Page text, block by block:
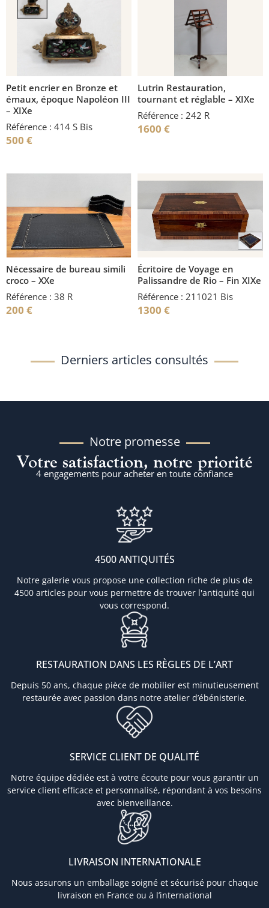
Petit encrier en Bronze et
émaux, époque Napoléon III
– XIXe
Référence : 414 S Bis
500 €
Lutrin Restauration,
tournant et réglable – XIXe
Référence : 242 R
1600 €
Nécessaire de bureau simili
croco – XXe
Référence : 38 R
200 €
Écritoire de Voyage en
Palissandre de Rio – Fin XIXe
Référence : 211021 Bis
1300 €
Derniers articles consultés
Notre promesse
Votre satisfaction, notre priorité
4 engagements pour acheter en toute confiance
4500 ANTIQUITÉS
Notre galerie vous propose une collection riche de plus de
4500 articles pour vous permettre de trouver l'antiquité qui
vous correspond.
RESTAURATION DANS LES RÈGLES DE L’ART
Depuis 50 ans, chaque pièce de mobilier est minutieusement
restaurée avec passion dans notre atelier d’ébénisterie.
SERVICE CLIENT DE QUALITÉ
Notre équipe dédiée est à votre écoute pour vous garantir un
service client efficace et personnalisé, répondant à vos besoins
avec bienveillance.
LIVRAISON INTERNATIONALE
Nous assurons un emballage soigné et sécurisé pour chaque
livraison en France ou à l’international